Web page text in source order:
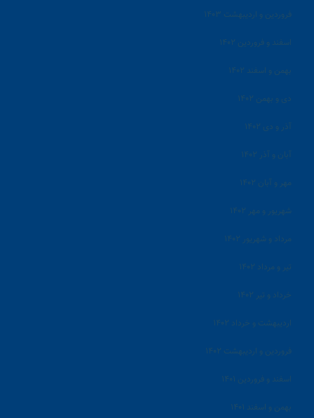
فروردین و اردیبهشت ۱۴۰۳
اسفند و فروردین ۱۴۰۲
بهمن و اسفند ۱۴۰۲
دی و بهمن ۱۴۰۲
آذر و دی ۱۴۰۲
آبان و آذر ۱۴۰۲
مهر و آبان ۱۴۰۲
شهریور و مهر ۱۴۰۲
مرداد و شهریور ۱۴۰۲
تیر و مرداد ۱۴۰۲
خرداد و تیر ۱۴۰۲
اردیبهشت و خرداد ۱۴۰۲
فروردین و اردیبهشت ۱۴۰۲
اسفند و فروردین ۱۴۰۱
بهمن و اسفند ۱۴۰۱